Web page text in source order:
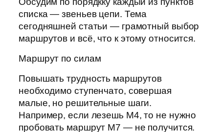
списка — звеньев цепи. Тема
сегодняшней статьи — грамотный выбор
маршрутов и всё, что к этому относится.
Маршрут по силам
Повышать трудность маршрутов
необходимо ступенчато, совершая
малые, но решительные шаги.
Например, если лезешь М4, то не нужно
пробовать маршрут М7 — не получится.